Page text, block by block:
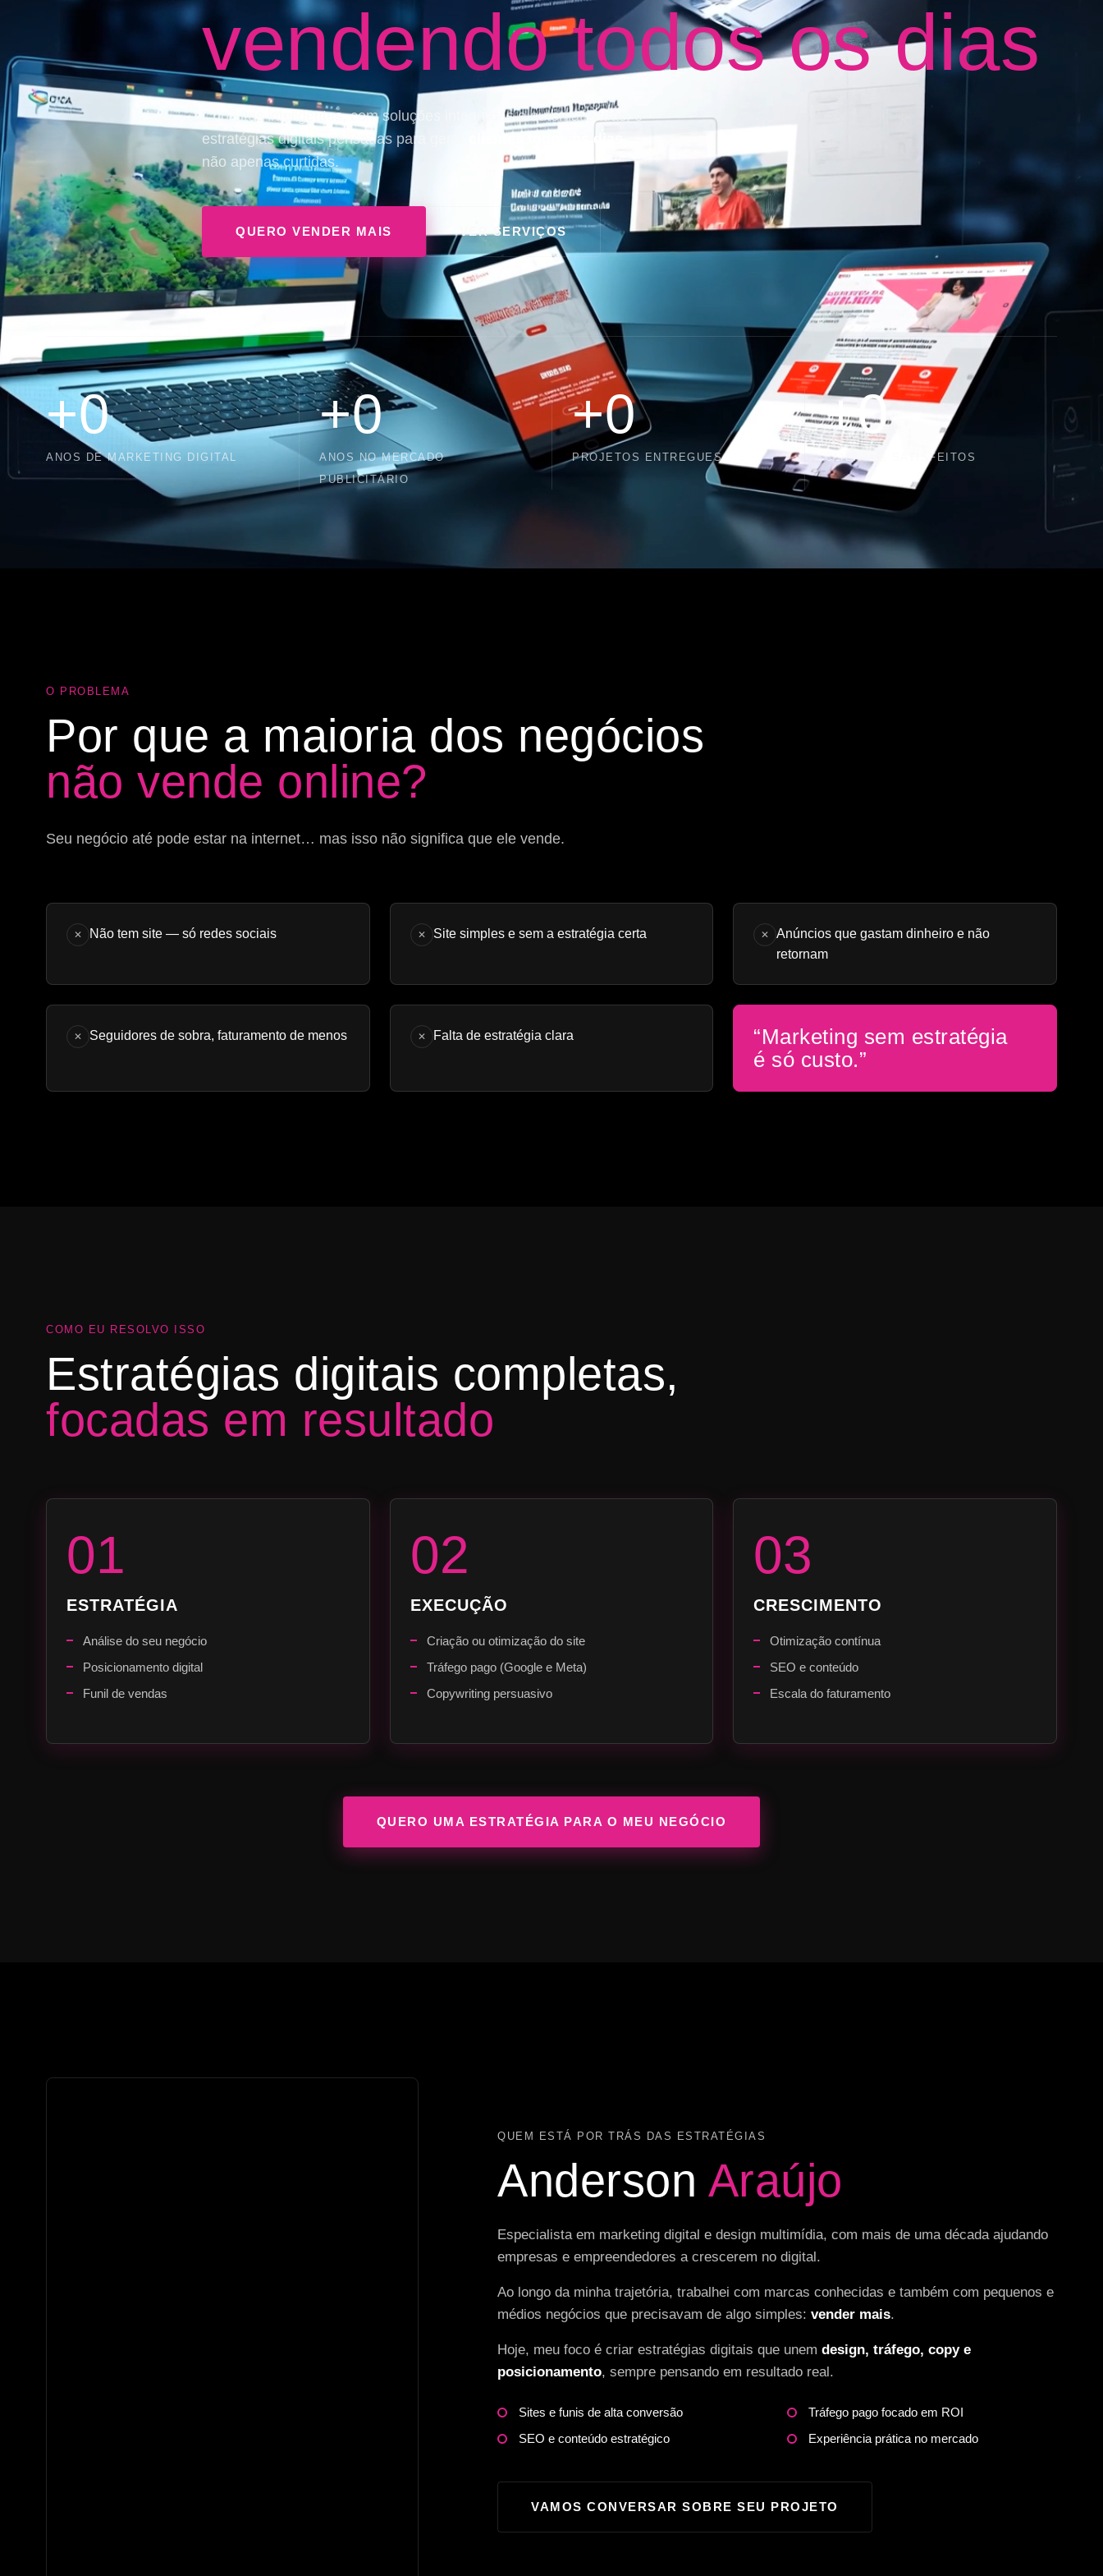
vendendo todos os dias
Crio sites inteligentes, com soluções integradas e automatizadas, e
estratégias digitais pensadas para gerar
clientes todos os dias
não apenas curtidas.
QUERO VENDER MAIS VER SERVIÇOS
+0
ANOS DE MARKETING DIGITAL
+0
ANOS NO MERCADO
PUBLICITÁRIO
+0
PROJETOS ENTREGUES
+0
CLIENTES SATISFEITOS
O PROBLEMA
Por que a maioria dos negócios
não vende online?
Seu negócio até pode estar na internet… mas isso não significa que ele vende.
✕ Não tem site — só redes sociais ✕ Site simples e sem a estratégia certa ✕
Anúncios que gastam dinheiro e não
retornam
✕ Seguidores de sobra, faturamento de menos ✕ Falta de estratégia clara
“Marketing sem estratégia
é só custo.”
COMO EU RESOLVO ISSO
Estratégias digitais completas,
focadas em resultado
01
ESTRATÉGIA
Análise do seu negócio
Posicionamento digital
Funil de vendas
02
EXECUÇÃO
Criação ou otimização do site
Tráfego pago (Google e Meta)
Copywriting persuasivo
03
CRESCIMENTO
Otimização contínua
SEO e conteúdo
Escala do faturamento
QUERO UMA ESTRATÉGIA PARA O MEU NEGÓCIO
QUEM ESTÁ POR TRÁS DAS ESTRATÉGIAS
Anderson Araújo
Especialista em marketing digital e design multimídia, com mais de uma década ajudando
empresas e empreendedores a crescerem no digital.
Ao longo da minha trajetória, trabalhei com marcas conhecidas e também com pequenos e
médios negócios que precisavam de algo simples:vender mais.
Hoje, meu foco é criar estratégias digitais que unemdesign, tráfego, copy e
posicionamento, sempre pensando em resultado real.
Sites e funis de alta conversão
Tráfego pago focado em ROI
SEO e conteúdo estratégico
Experiência prática no mercado
VAMOS CONVERSAR SOBRE SEU PROJETO